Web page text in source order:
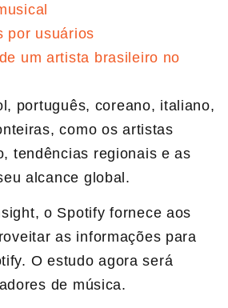
por usuários
um artista brasileiro no
português, coreano, italiano,
como os artistas
tendências regionais e as
alcance global.
o Spotify fornece aos
as informações para
O estudo agora será
de música.